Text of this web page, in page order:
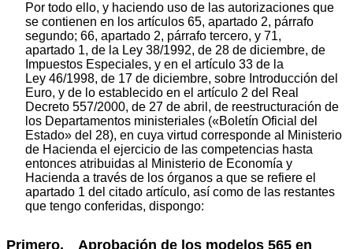
Por todo ello, y haciendo uso de las autorizaciones que
se contienen en los artículos 65, apartado 2, párrafo
segundo; 66, apartado 2, párrafo tercero, y 71,
apartado 1, de la Ley 38/1992, de 28 de diciembre, de
Impuestos Especiales, y en el artículo 33 de la
Ley 46/1998, de 17 de diciembre, sobre Introducción del
Euro, y de lo establecido en el artículo 2 del Real
Decreto 557/2000, de 27 de abril, de reestructuración de
los Departamentos ministeriales («Boletín Oficial del
Estado» del 28), en cuya virtud corresponde al Ministerio
de Hacienda el ejercicio de las competencias hasta
entonces atribuidas al Ministerio de Economía y
Hacienda a través de los órganos a que se refiere el
apartado 1 del citado artículo, así como de las restantes
que tengo conferidas, dispongo:
Primero. Aprobación de los modelos 565 en